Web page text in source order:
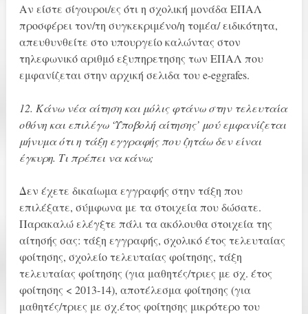
Αν είστε σίγουροι/ες ότι η σχολική μονάδα ΕΠΑΛ
προσφέρει τον/τη συγκεκριμένο/η τομέα/ ειδικότητα,
απευθυνθείτε στο υπουργείο καλώντας στον
τηλεφωνικό αριθμό εξυπηρετησης των ΕΠΑΛ που
εμφανίζεται στην αρχική σελιδα του e-eggrafes.
12. Κάνω νέα αίτηση και μόλις φτάνω στην τελευταία
οθόνη και επιλέγω ‘Υποβολή αίτησης’ μού εμφανίζεται
μήνυμα ότι η τάξη εγγραφής που ζητάω δεν είναι
έγκυρη. Τι πρέπει να κάνω;
Δεν έχετε δικαίωμα εγγραφής στην τάξη που
επιλέξατε, σύμφωνα με τα στοιχεία που δώσατε.
Παρακαλώ ελέγξτε πάλι τα ακόλουθα στοιχεία της
αίτησής σας: τάξη εγγραφής, σχολικό έτος τελευταίας
φοίτησης, σχολείο τελευταίας φοίτησης, τάξη
τελευταίας φοίτησης (για μαθητές/τριες με σχ. έτος
φοίτησης < 2013-14), αποτέλεσμα φοίτησης (για
μαθητές/τριες με σχ.έτος φοίτησης μικρότερο του